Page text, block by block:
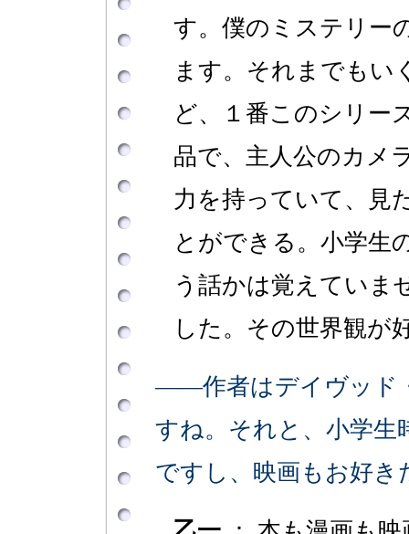
す。僕のミステリー
ます。それまでもい
ど、１番このシリー
品で、主人公のカメ
力を持っていて、見
とができる。小学生
う話かは覚えていま
した。その世界観が
――作者はデイヴッド
すね。それと、小学生
ですし、映画もお好